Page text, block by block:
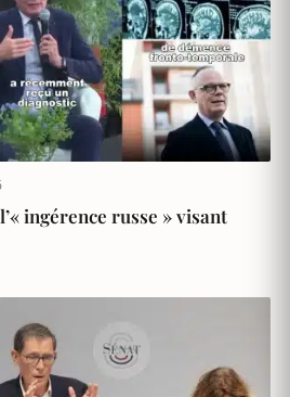
ingérence russe » visant